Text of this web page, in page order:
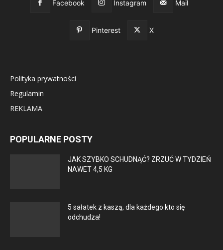
Facebook Instagram Mail
Pinterest X
Polityka prywatności
Regulamin
REKLAMA
POPULARNE POSTY
JAK SZYBKO SCHUDNĄĆ? ZRZUĆ W TYDZIEŃ
NAWET 4,5 KG
5 sałatek z kaszą, dla każdego kto się
odchudza!